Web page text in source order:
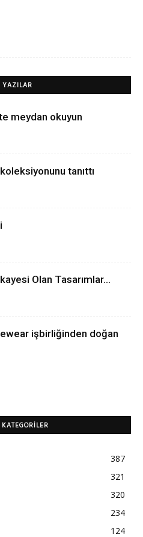
YAZILAR
meydan okuyun
tanıttı
Olan Tasarımlar…
işbirliğinden doğan
387
321
320
234
124